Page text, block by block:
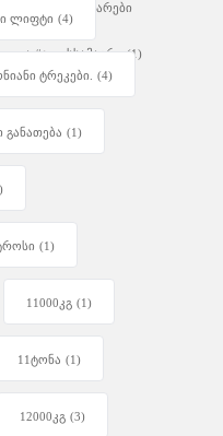
#ავტოაქსესუარები
#ჯეკისსამაგრი (1)
ლიფტი (4)
ტრეკები. (4)
განათება (1)
(1)
11000კგ (1)
11ტონა (1)
12000კგ (3)